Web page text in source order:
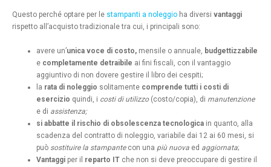
Questo perché optare per le stampanti a noleggio ha diversi vantaggi
rispetto all’acquisto tradizionale tra cui, i principali sono:
avere un’unica voce di costo, mensile o annuale, budgettizzabile
e completamente detraibile ai fini fiscali, con il vantaggio
aggiuntivo di non dovere gestire il libro dei cespiti;
la rata di noleggio solitamente comprende tutti i costi di
esercizio quindi, i costi di utilizzo(costo/copia), di manutenzione
e di assistenza;
si abbatte il rischio di obsolescenza tecnologica in quanto, alla
scadenza del contratto di noleggio, variabile dai 12 ai 60 mesi, si
può sostituire la stampantecon una più nuova ed aggiornata;
Vantaggi per il reparto IT che non si deve preoccupare di gestire il